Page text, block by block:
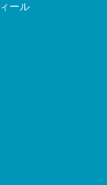
ール